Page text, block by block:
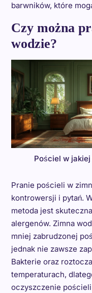
barwników, które
Czy można
wodzie?
Pościel w
Pranie pościeli w
kontrowersji i pytań.
metoda jest
alergenów. Zimna
mniej zabrudzonej
jednak nie zawsze
Bakterie oraz
temperaturach,
oczyszczenie